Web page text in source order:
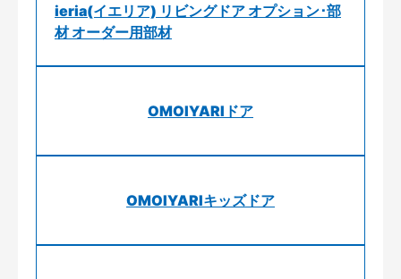
ieria(イエリア) リビングドア オプション･部
材 オーダー用部材
OMOIYARIドア
OMOIYARIキッズドア